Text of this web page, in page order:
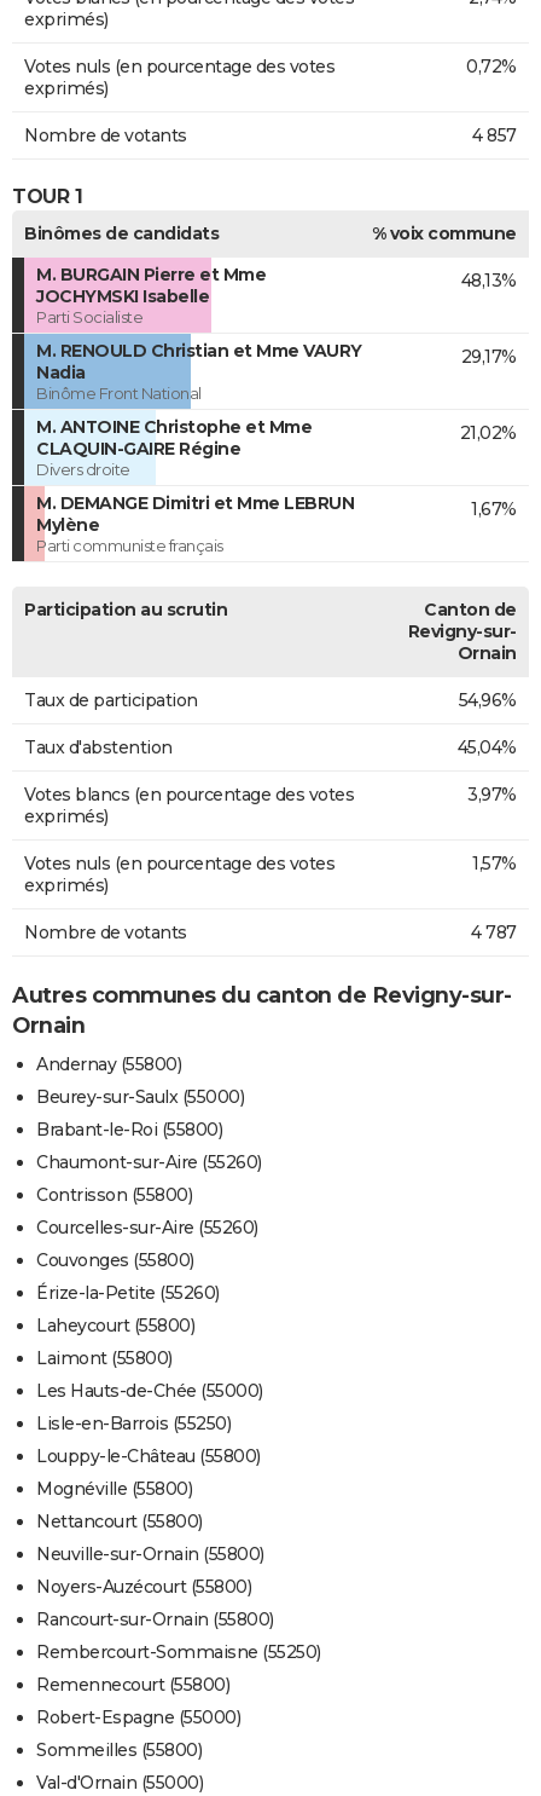
exprimés)
Votes nuls (en pourcentage des votes
exprimés)
0,72%
Nombre de votants 4 857
TOUR 1
Binômes de candidats
% voix commune
M. BURGAIN Pierre et Mme
JOCHYMSKI Isabelle
Parti Socialiste
48,13%
M. RENOULD Christian et Mme VAURY
Nadia
Binôme Front National
29,17%
M. ANTOINE Christophe et Mme
CLAQUIN-GAIRE Régine
Divers droite
21,02%
M. DEMANGE Dimitri et Mme LEBRUN
Mylène
Parti communiste français
1,67%
Participation au scrutin
Canton de
Revigny-sur-
Ornain
Taux de participation 54,96%
Taux d'abstention 45,04%
Votes blancs (en pourcentage des votes
exprimés)
3,97%
Votes nuls (en pourcentage des votes
exprimés)
1,57%
Nombre de votants 4 787
Autres communes du canton de Revigny-sur-
Ornain
Andernay (55800)
Beurey-sur-Saulx (55000)
Brabant-le-Roi (55800)
Chaumont-sur-Aire (55260)
Contrisson (55800)
Courcelles-sur-Aire (55260)
Couvonges (55800)
Érize-la-Petite (55260)
Laheycourt (55800)
Laimont (55800)
Les Hauts-de-Chée (55000)
Lisle-en-Barrois (55250)
Louppy-le-Château (55800)
Mognéville (55800)
Nettancourt (55800)
Neuville-sur-Ornain (55800)
Noyers-Auzécourt (55800)
Rancourt-sur-Ornain (55800)
Rembercourt-Sommaisne (55250)
Remennecourt (55800)
Robert-Espagne (55000)
Sommeilles (55800)
Val-d'Ornain (55000)